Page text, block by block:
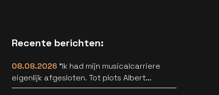
Recente berichten:
08.08.2026 “Ik had mijn musicalcarriere
eigenlijk afgesloten. Tot plots Albert
Verlinde belde” [interview]